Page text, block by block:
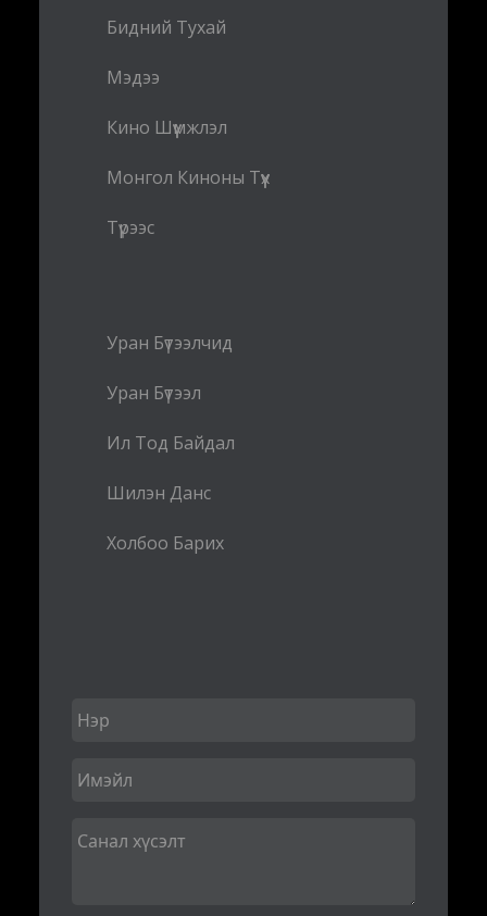
Бидний Тухай
Мэдээ
Кино Шүүмжлэл
Монгол Киноны Түүх
Түрээс
Уран Бүтээлчид
Уран Бүтээл
Ил Тод Байдал
Шилэн Данс
Холбоо Барих